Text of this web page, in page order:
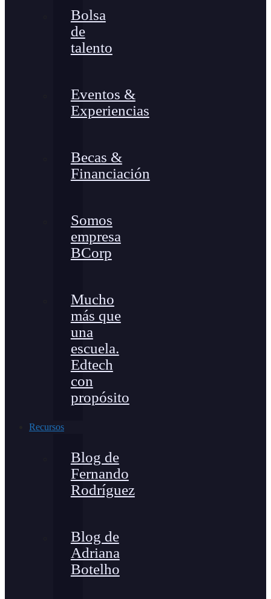
Bolsa
de
talento
Eventos &
Experiencias
Becas &
Financiación
Somos
empresa
BCorp
Mucho
más que
una
escuela.
Edtech
con
propósito
Recursos
Blog de
Fernando
Rodríguez
Blog de
Adriana
Botelho